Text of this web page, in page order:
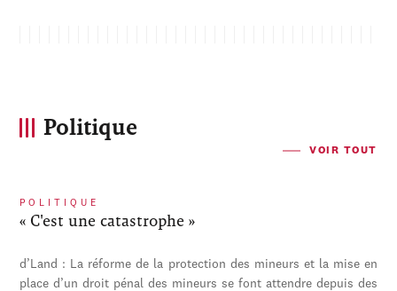
Politique
VOIR TOUT
POLITIQUE
« C'est une catastrophe »
d’Land : La réforme de la protection des mineurs et la mise en
place d’un droit pénal des mineurs se font attendre depuis des